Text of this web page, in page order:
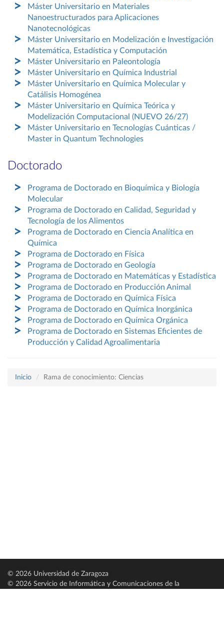
Máster Universitario en Materiales
Nanoestructurados para Aplicaciones
Nanotecnológicas
Máster Universitario en Modelización e Investigación
Matemática, Estadística y Computación
Máster Universitario en Paleontología
Máster Universitario en Química Industrial
Máster Universitario en Química Molecular y
Catálisis Homogénea
Máster Universitario en Química Teórica y
Modelización Computacional (NUEVO 26/27)
Máster Universitario en Tecnologías Cuánticas /
Master in Quantum Technologies
Doctorado
Programa de Doctorado en Bioquímica y Biología
Molecular
Programa de Doctorado en Calidad, Seguridad y
Tecnología de los Alimentos
Programa de Doctorado en Ciencia Analítica en
Química
Programa de Doctorado en Física
Programa de Doctorado en Geología
Programa de Doctorado en Matemáticas y Estadística
Programa de Doctorado en Producción Animal
Programa de Doctorado en Química Física
Programa de Doctorado en Química Inorgánica
Programa de Doctorado en Química Orgánica
Programa de Doctorado en Sistemas Eficientes de
Producción y Calidad Agroalimentaria
Inicio Rama de conocimiento: Ciencias
© 2026 Universidad de Zaragoza
© 2026 Servicio de Informática y Comunicaciones de la